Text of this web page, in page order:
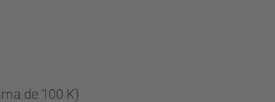
de 100 K)